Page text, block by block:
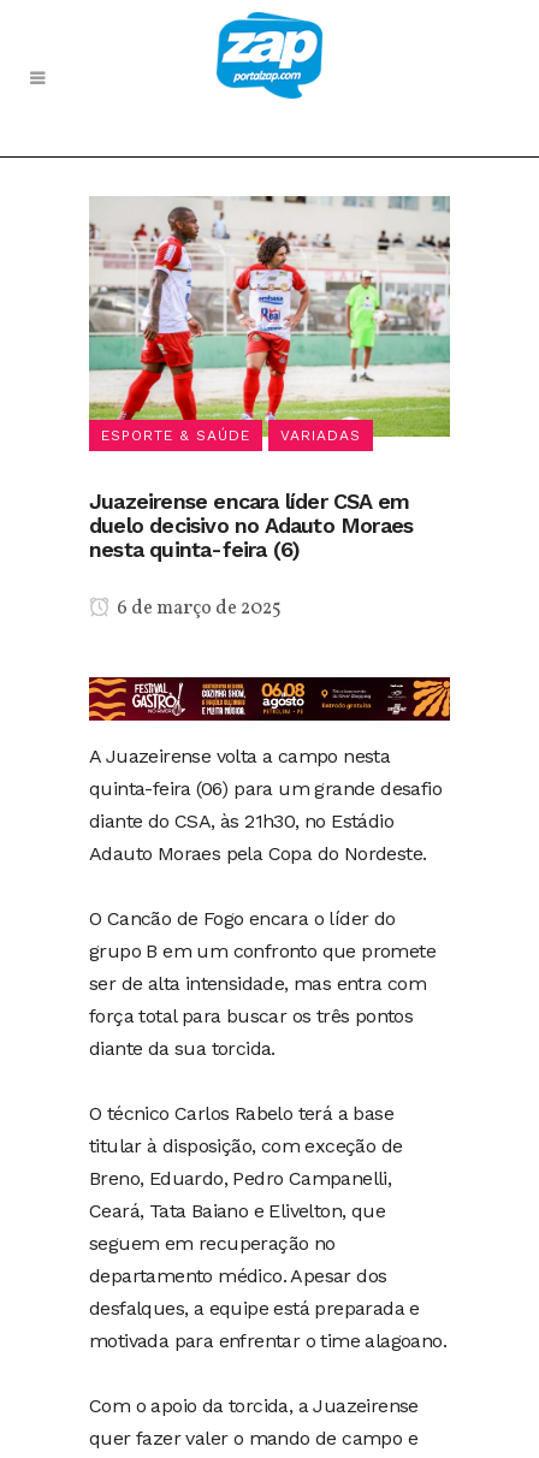
ESPORTE & SAÚDE VARIADAS
Juazeirense encara líder CSA em
duelo decisivo no Adauto Moraes
nesta quinta-feira (6)
6 de março de 2025
A Juazeirense volta a campo nesta
quinta-feira (06) para um grande desafio
diante do CSA, às 21h30, no Estádio
Adauto Moraes pela Copa do Nordeste.
O Cancão de Fogo encara o líder do
grupo B em um confronto que promete
ser de alta intensidade, mas entra com
força total para buscar os três pontos
diante da sua torcida.
O técnico Carlos Rabelo terá a base
titular à disposição, com exceção de
Breno, Eduardo, Pedro Campanelli,
Ceará, Tata Baiano e Elivelton, que
seguem em recuperação no
departamento médico. Apesar dos
desfalques, a equipe está preparada e
motivada para enfrentar o time alagoano.
Com o apoio da torcida, a Juazeirense
quer fazer valer o mando de campo e